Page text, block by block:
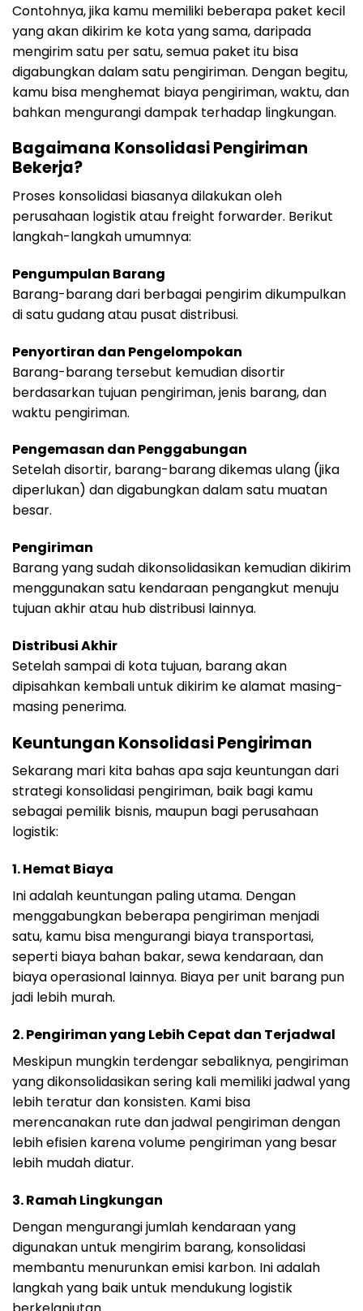
Contohnya, jika kamu memiliki beberapa paket kecil
yang akan dikirim ke kota yang sama, daripada
mengirim satu per satu, semua paket itu bisa
digabungkan dalam satu pengiriman. Dengan begitu,
kamu bisa menghemat biaya pengiriman, waktu, dan
bahkan mengurangi dampak terhadap lingkungan.
Bagaimana Konsolidasi Pengiriman
Bekerja?
Proses konsolidasi biasanya dilakukan oleh
perusahaan logistik atau freight forwarder. Berikut
langkah-langkah umumnya:
Pengumpulan Barang
Barang-barang dari berbagai pengirim dikumpulkan
di satu gudang atau pusat distribusi.
Penyortiran dan Pengelompokan
Barang-barang tersebut kemudian disortir
berdasarkan tujuan pengiriman, jenis barang, dan
waktu pengiriman.
Pengemasan dan Penggabungan
Setelah disortir, barang-barang dikemas ulang (jika
diperlukan) dan digabungkan dalam satu muatan
besar.
Pengiriman
Barang yang sudah dikonsolidasikan kemudian dikirim
menggunakan satu kendaraan pengangkut menuju
tujuan akhir atau hub distribusi lainnya.
Distribusi Akhir
Setelah sampai di kota tujuan, barang akan
dipisahkan kembali untuk dikirim ke alamat masing-
masing penerima.
Keuntungan Konsolidasi Pengiriman
Sekarang mari kita bahas apa saja keuntungan dari
strategi konsolidasi pengiriman, baik bagi kamu
sebagai pemilik bisnis, maupun bagi perusahaan
logistik:
1.Hemat Biaya
Ini adalah keuntungan paling utama. Dengan
menggabungkan beberapa pengiriman menjadi
satu, kamu bisa mengurangi biaya transportasi,
seperti biaya bahan bakar, sewa kendaraan, dan
biaya operasional lainnya. Biaya per unit barang pun
jadi lebih murah.
2.Pengiriman yang Lebih Cepat dan Terjadwal
Meskipun mungkin terdengar sebaliknya, pengiriman
yang dikonsolidasikan sering kali memiliki jadwal yang
lebih teratur dan konsisten. Kami bisa
merencanakan rute dan jadwal pengiriman dengan
lebih efisien karena volume pengiriman yang besar
lebih mudah diatur.
3.Ramah Lingkungan
Dengan mengurangi jumlah kendaraan yang
digunakan untuk mengirim barang, konsolidasi
membantu menurunkan emisi karbon. Ini adalah
langkah yang baik untuk mendukung logistik